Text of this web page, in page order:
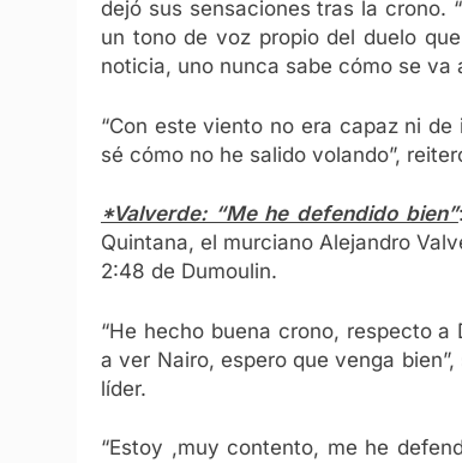
dejó sus sensaciones tras la crono.
un tono de voz propio del duelo
noticia, uno nunca sabe cómo se va
“Con este viento no era capaz ni
sé cómo no he salido volando”,
*Valverde: “Me he defendido bien”
Quintana, el murciano Alejandro
2:48 de Dumoulin.
“He hecho buena crono, respecto
a ver Nairo, espero que venga
líder.
“Estoy ,muy contento, me he